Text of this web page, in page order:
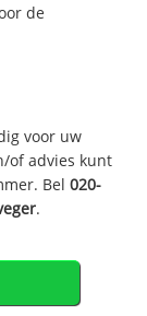
de
voor uw
of advies kunt
Bel020-
.